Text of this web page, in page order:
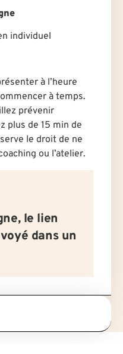
individuel
à l’heure
à temps.
prévenir
plus de 15 min de
le droit de ne
ou l’atelier.
le lien
dans un